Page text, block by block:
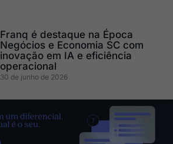
Franq é destaque na Época
Negócios e Economia SC com
inovação em IA e eficiência
operacional
30 de junho de 2026